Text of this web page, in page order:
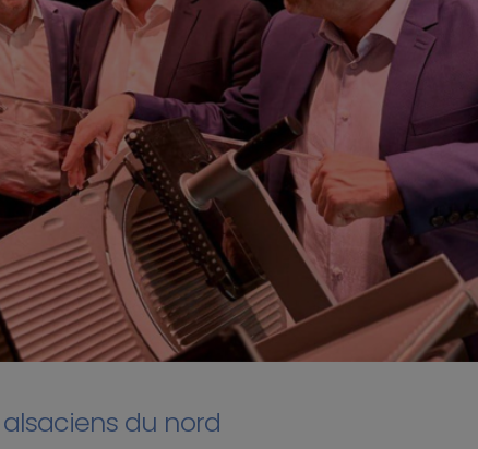
du nord